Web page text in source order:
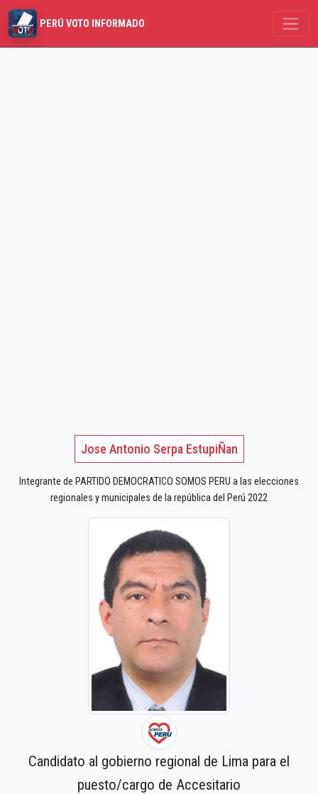
PERÚ VOTO INFORMADO
Jose Antonio Serpa EstupiÑan
Integrante de PARTIDO DEMOCRATICO SOMOS PERU a las elecciones
regionales y municipales de la república del Perú 2022
Candidato al gobierno regional de Lima para el
puesto/cargo de Accesitario